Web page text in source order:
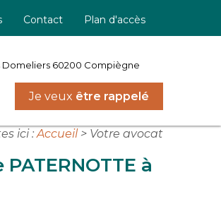
Contact Plan d'accès
Domeliers 60200 Compiègne
Je veux être rappelé
ici : Accueil> Votre avocat
à